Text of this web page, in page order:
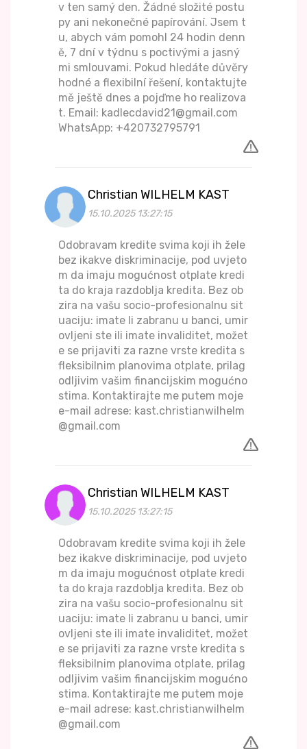
v ten samý den. Žádné složité postu
py ani nekonečné papírování. Jsem t
u, abych vám pomohl 24 hodin denn
ě, 7 dní v týdnu s poctivými a jasný
mi smlouvami. Pokud hledáte důvěry
hodné a flexibilní řešení, kontaktujte
mě ještě dnes a pojďme ho realizova
t. Email: kadlecdavid21@gmail.com
WhatsApp: +420732795791
Christian WILHELM KAST
15.10.2025 13:27:15
Odobravam kredite svima koji ih žele
bez ikakve diskriminacije, pod uvjeto
m da imaju mogućnost otplate kredi
ta do kraja razdoblja kredita. Bez ob
zira na vašu socio-profesionalnu sit
uaciju: imate li zabranu u banci, umir
ovljeni ste ili imate invaliditet, možet
e se prijaviti za razne vrste kredita s
fleksibilnim planovima otplate, prilag
odljivim vašim financijskim mogućno
stima. Kontaktirajte me putem moje
e-mail adrese: kast.christianwilhelm
@gmail.com
Christian WILHELM KAST
15.10.2025 13:27:15
Odobravam kredite svima koji ih žele
bez ikakve diskriminacije, pod uvjeto
m da imaju mogućnost otplate kredi
ta do kraja razdoblja kredita. Bez ob
zira na vašu socio-profesionalnu sit
uaciju: imate li zabranu u banci, umir
ovljeni ste ili imate invaliditet, možet
e se prijaviti za razne vrste kredita s
fleksibilnim planovima otplate, prilag
odljivim vašim financijskim mogućno
stima. Kontaktirajte me putem moje
e-mail adrese: kast.christianwilhelm
@gmail.com